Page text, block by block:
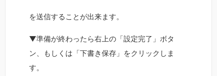
を送信することが出来ます。
▼準備が終わったら右上の「設定完了」ボタ
ン、もしくは「下書き保存」をクリックしま
す。